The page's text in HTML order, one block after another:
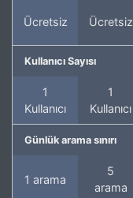
Ücretsiz Ücretsiz
Kullanıcı Sayısı
1
Kullanıcı
1
Kullanıcı
Günlük arama sınırı
1 arama
5
arama